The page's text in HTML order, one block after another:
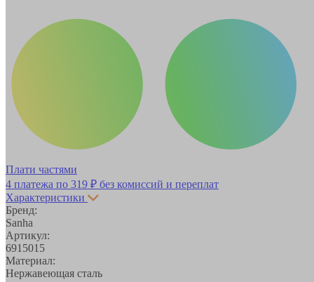
Плати частями
4 платежа по 319 ₽ без комиссий и переплат
Характеристики
Бренд:
Sanha
Артикул:
6915015
Материал:
Нержавеющая сталь